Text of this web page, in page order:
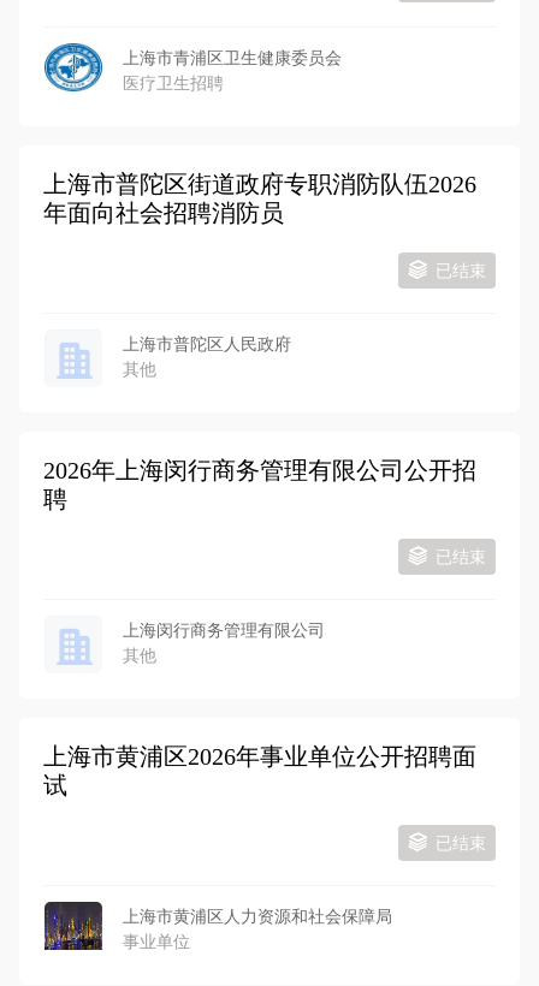
上海市青浦区卫生健康委员会
医疗卫生招聘
上海市普陀区街道政府专职消防队伍2026
年面向社会招聘消防员
已结束
上海市普陀区人民政府
其他
2026年上海闵行商务管理有限公司公开招
聘
已结束
上海闵行商务管理有限公司
其他
上海市黄浦区2026年事业单位公开招聘面
试
已结束
上海市黄浦区人力资源和社会保障局
事业单位